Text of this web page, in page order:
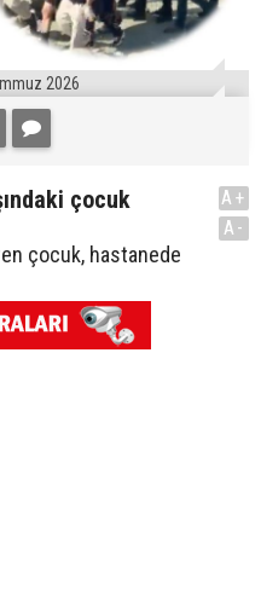
2026
çocuk
çocuk, hastanede
A+
A-